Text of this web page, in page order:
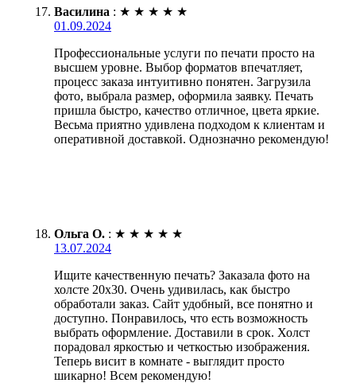
Василина : ★ ★ ★ ★ ★
01.09.2024
Профессиональные услуги по печати просто на
высшем уровне. Выбор форматов впечатляет,
процесс заказа интуитивно понятен. Загрузила
фото, выбрала размер, оформила заявку. Печать
пришла быстро, качество отличное, цвета яркие.
Весьма приятно удивлена подходом к клиентам и
оперативной доставкой. Однозначно рекомендую!
Ольга О. : ★ ★ ★ ★ ★
13.07.2024
Ищите качественную печать? Заказала фото на
холсте 20х30. Очень удивилась, как быстро
обработали заказ. Сайт удобный, все понятно и
доступно. Понравилось, что есть возможность
выбрать оформление. Доставили в срок. Холст
порадовал яркостью и четкостью изображения.
Теперь висит в комнате - выглядит просто
шикарно! Всем рекомендую!